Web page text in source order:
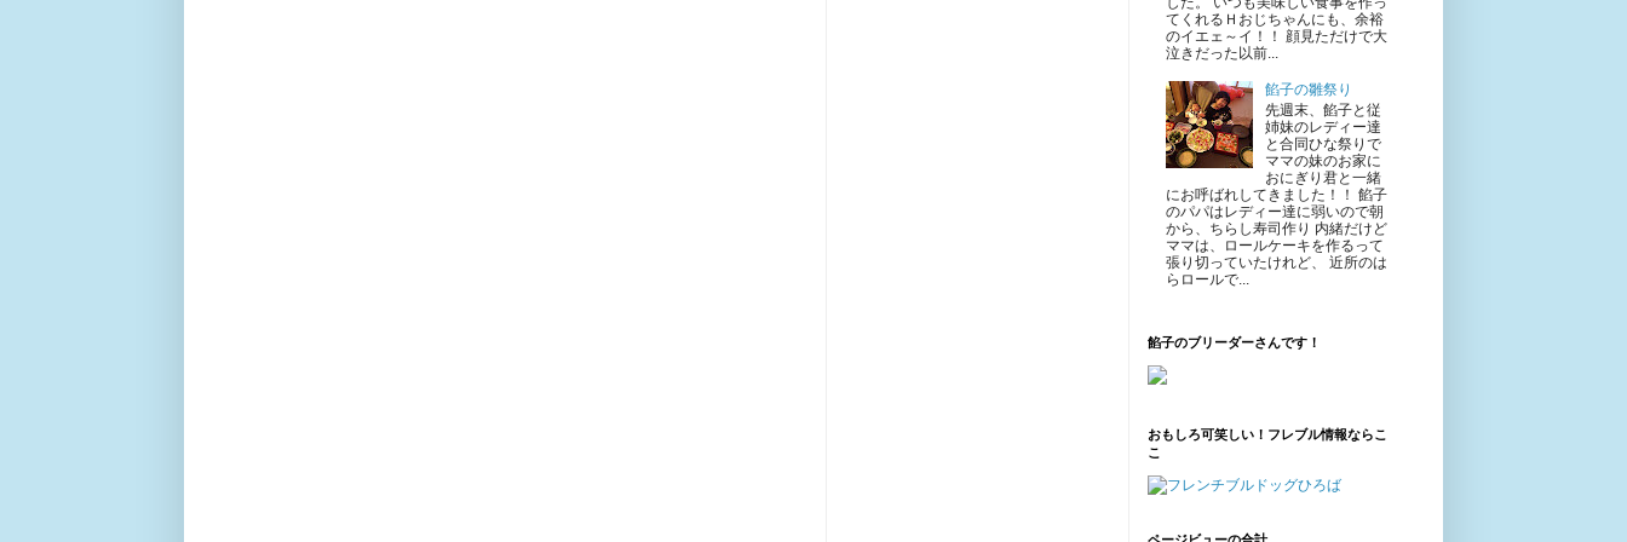
てくれるＨおじちゃんにも、余裕
のイエェ～イ！！ 顔見ただけで大
泣きだった以前...
餡子の雛祭り
先週末、餡子と従
姉妹のレディー達
と合同ひな祭りで
ママの妹のお家に
おにぎり君と一緒
にお呼ばれしてきました！！ 餡子
のパパはレディー達に弱いので朝
から、ちらし寿司作り 内緒だけど
ママは、ロールケーキを作るって
張り切っていたけれど、 近所のは
らロールで...
餡子のブリーダーさんです！
おもしろ可笑しい！フレブル情報ならこ
こ